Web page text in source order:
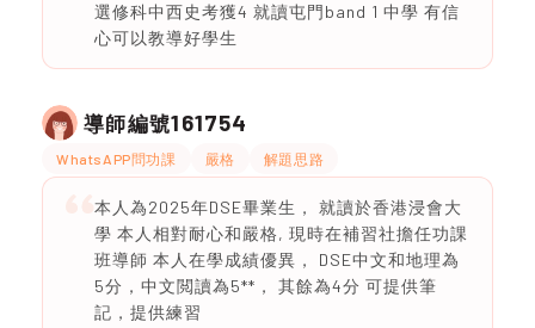
選修科中西史考獲4 就讀屯門band 1 中學 有信
心可以教導好學生
導師編號161754
WhatsAPP問功課 嚴格 解題思路
本人為2025年DSE畢業生， 就讀於香港浸會大
學 本人相對耐心和嚴格, 現時在補習社擔任功課
班導師 本人在學成績優異， DSE中文和地理為
5分，中文閲讀為5**， 其餘為4分 可提供筆
記，提供練習